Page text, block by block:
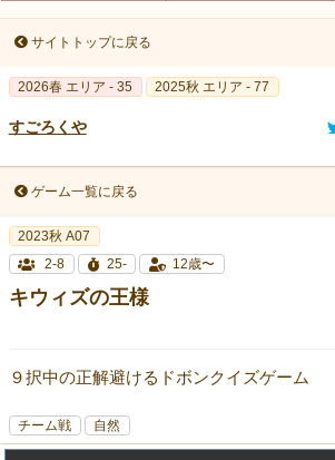
サイトトップに戻る
2026春 エリア - 35 2025秋 エリア - 77
すごろくや
ゲーム一覧に戻る
2023秋 A07
2-8
25- 12歳〜
キウィズの王様
９択中の正解避けるドボンクイズゲーム
チーム戦 自然